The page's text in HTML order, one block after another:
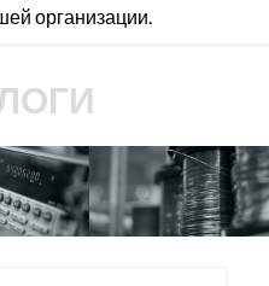
организации.